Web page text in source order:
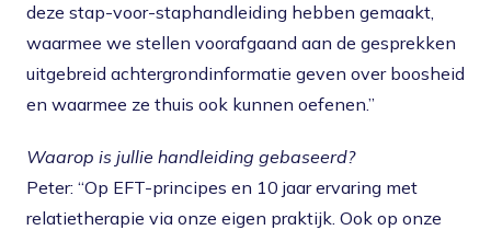
deze stap-voor-staphandleiding hebben gemaakt,
waarmee we stellen voorafgaand aan de gesprekken
uitgebreid achtergrondinformatie geven over boosheid
en waarmee ze thuis ook kunnen oefenen.”
Waarop is jullie handleiding gebaseerd?
Peter: “Op EFT-principes en 10 jaar ervaring met
relatietherapie via onze eigen praktijk. Ook op onze